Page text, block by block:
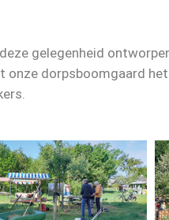
gelegenheid
onze dorpsboomgaard